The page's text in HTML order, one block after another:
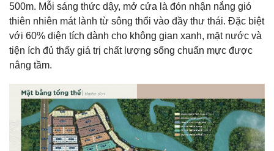
500m. Mỗi sáng thức dậy, mở cửa là đón nhận nắng gió
thiên nhiên mát lành từ sông thổi vào đầy thư thái. Đặc biệt
với 60% diện tích dành cho không gian xanh, mặt nước và
tiện ích đủ thấy giá trị chất lượng sống chuẩn mực được
nâng tầm.